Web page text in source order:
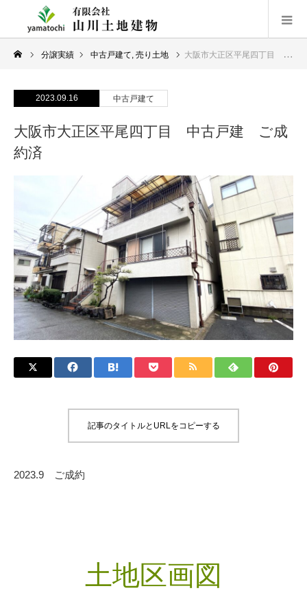
分譲実績 中古戸建て, 売り土地 大阪市大正区平尾四丁目 中古戸建 ご成約済
2023.09.16 中古戸建て
大阪市大正区平尾四丁目 中古戸建 ご成
約済
記事のタイトルとURLをコピーする
2023.9 ご成約
土地区画図